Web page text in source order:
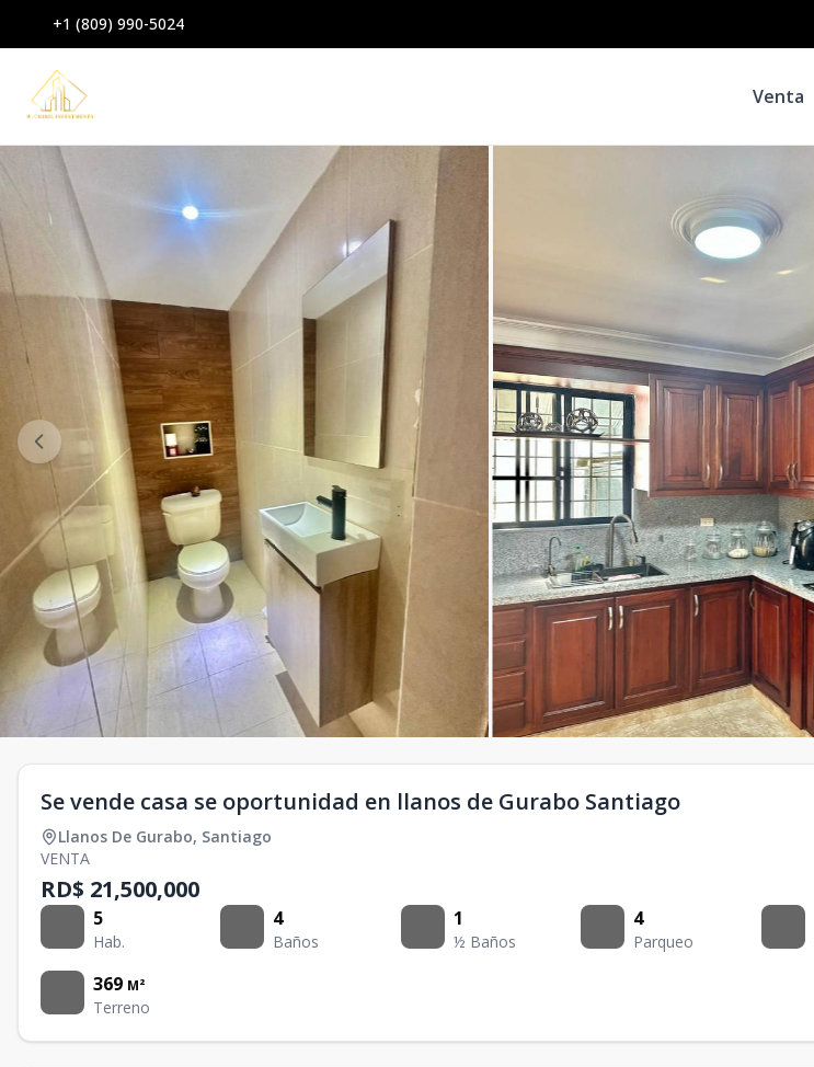
+1 (809) 990-5024
Venta
Se vende casa se oportunidad en llanos de Gurabo Santiago
Llanos De Gurabo, Santiago
VENTA
RD$ 21,500,000
5
Hab.
4
Baños
1
½ Baños
4
Parqueo
369 M²
Terreno